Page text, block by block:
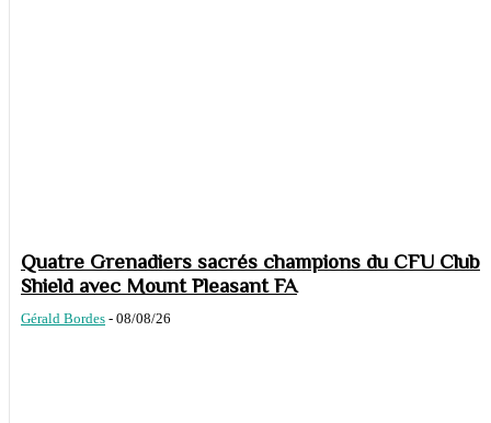
Quatre Grenadiers sacrés champions du CFU Club
Shield avec Mount Pleasant FA
Gérald Bordes - 08/08/26